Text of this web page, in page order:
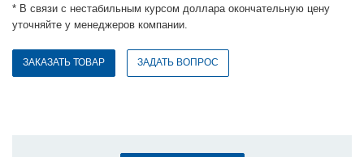
* В связи с нестабильным курсом доллара окончательную цену
уточняйте у менеджеров компании.
ЗАКАЗАТЬ ТОВАР ЗАДАТЬ ВОПРОС